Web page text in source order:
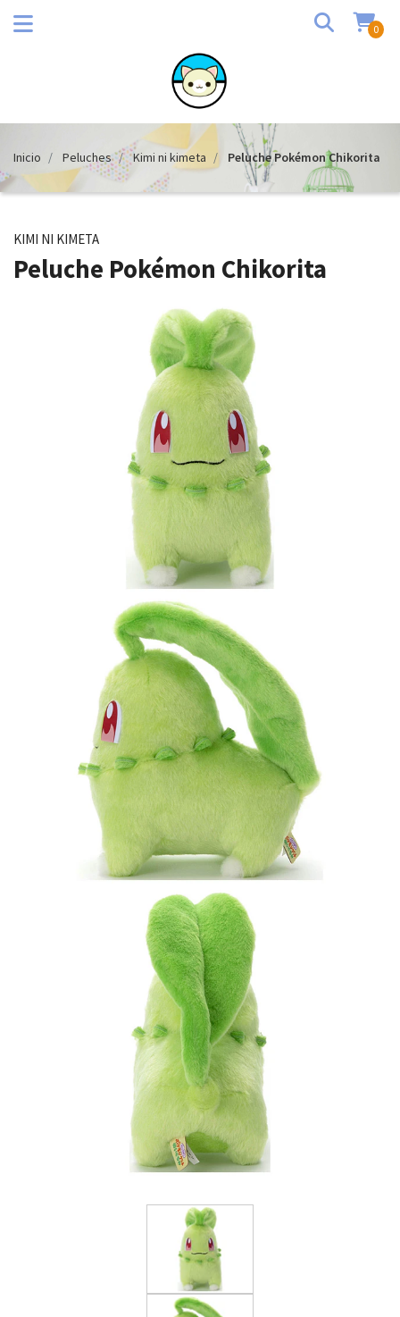
0
Inicio Peluches Kimi ni kimeta Peluche Pokémon Chikorita
KIMI NI KIMETA
Peluche Pokémon Chikorita